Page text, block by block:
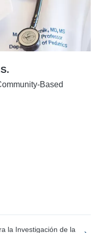
Based
la Investigación de la